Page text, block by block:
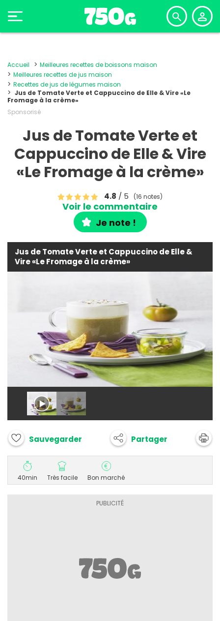
Accueil
Meilleures recettes de boissons maison
Meilleures recettes de jus maison
Recettes de jus de légumes maison
Jus de Tomate Verte et Cappuccino de Elle & Vire «Le
Fromage à la crème»
Sponsorisé
Jus de Tomate Verte et
Cappuccino de Elle & Vire
«Le Fromage à la crème»
4.8 / 5 (16 notes)
Voir le commentaire
Je note !
Jus de Tomate Verte et Cappuccino de Elle &
Vire «Le Fromage à la crème»
Sauvegarder Partager
40min Très facile Bon marché